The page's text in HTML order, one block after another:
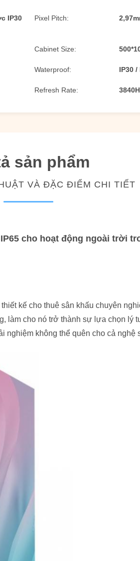
IP30
Pixel Pitch:
Cabinet Size:
Waterproof: IP30 /
Refresh Rate:
sản phẩm
VÀ ĐẶC ĐIỂM CHI TIẾT
cho hoạt động ngoài trời
kế cho thuê sân khấu chuyên
làm cho nó trở thành sự lựa chọn lý
nghiệm không thể quên cho cả nghệ